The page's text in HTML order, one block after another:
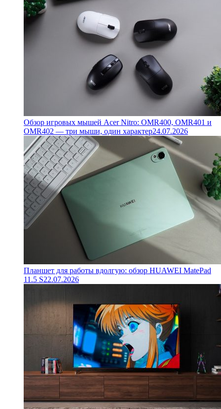
Обзор игровых мышей Acer Nitro: OMR400, OMR401 и
OMR402 — три мыши, один характер24.07.2026
Планшет для работы вдолгую: обзор HUAWEI MatePad
11.5 S22.07.2026